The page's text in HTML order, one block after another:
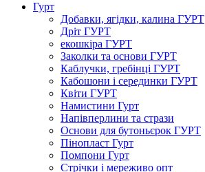
Гурт
Добавки, ягідки, калина ГУРТ
Дріт ГУРТ
екошкіра ГУРТ
Заколки та основи ГУРТ
Каблучки, гребінці ГУРТ
Кабошони і серединки ГУРТ
Квіти ГУРТ
Намистини Гурт
Напівперлини та стрази
Основи для бутоньєрок ГУРТ
Пінопласт Гурт
Помпони Гурт
Стрічки і мереживо опт